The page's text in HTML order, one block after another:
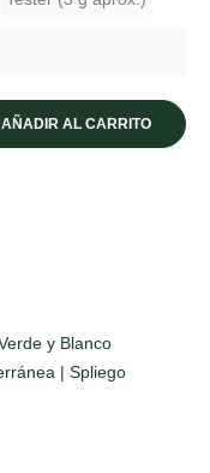
AÑADIR AL CARRITO